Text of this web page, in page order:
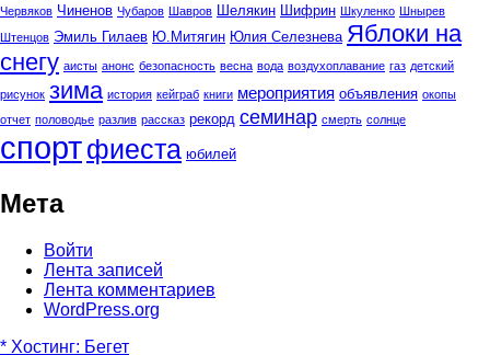
Червяков Чиненов Чубаров Шавров Шелякин Шифрин Шкуленко Шнырев
Штенцов Эмиль Гилаев Ю.Митягин Юлия Селезнева Яблоки на
снегу аисты анонс безопасность весна вода воздухоплавание газ детский
рисунок зима история кейграб книги мероприятия объявления окопы
отчет половодье разлив рассказ рекорд семинар смерть солнце
спортфиеста юбилей
Мета
Войти
Лента записей
Лента комментариев
WordPress.org
* Хостинг: Бегет